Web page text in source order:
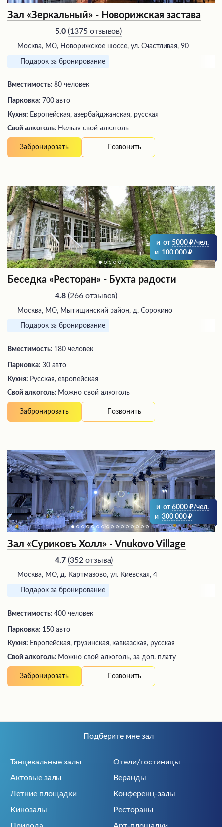
Зал «Зеркальный» - Новорижская застава
5.0 (1375 отзывов)
Москва, МО, Новорижское шоссе, ул. Счастливая, 90
Подарок за бронирование
Вместимость: 80 человек
Парковка: 700 авто
Кухня: Европейская, азербайджанская, русская
Свой алкоголь: Нельзя свой алкоголь
Забронировать Позвонить
и от 5000
/чел.
и 100 000
Беседка «Ресторан» - Бухта радости
4.8 (266 отзывов)
Москва, МО, Мытищинский район, д. Сорокино
Подарок за бронирование
Вместимость: 180 человек
Парковка: 30 авто
Кухня: Русская, европейская
Свой алкоголь: Можно свой алкоголь
Забронировать Позвонить
и от 6000
/чел.
и 300 000
Зал «Суриковъ Холл» - Vnukovo Village
4.7 (352 отзыва)
Москва, МО, д. Картмазово, ул. Киевская, 4
Подарок за бронирование
Вместимость: 400 человек
Парковка: 150 авто
Кухня: Европейская, грузинская, кавказская, русская
Свой алкоголь: Можно свой алкоголь, за доп. плату
Забронировать Позвонить
Танцевальные залы
Отели/гостиницы
Актовые залы
Веранды
Летние площадки
Конференц-залы
Кинозалы
Рестораны
Подберите мне зал